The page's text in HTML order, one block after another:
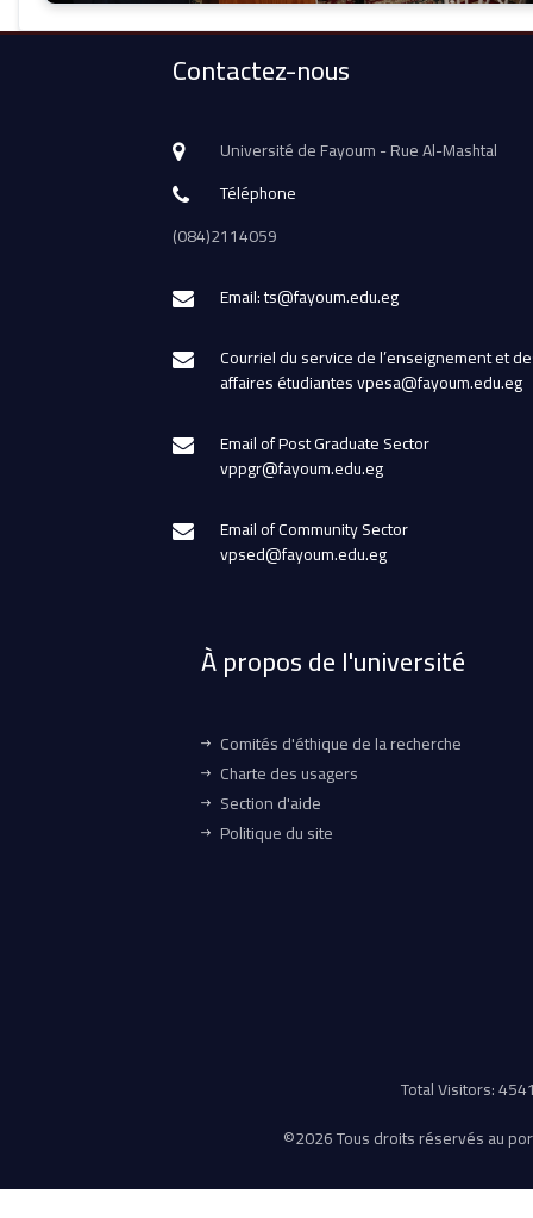
Contactez-nous
Université de Fayoum - Rue Al-Mashtal
Téléphone
(084)2114059
Email: ts@fayoum.edu.eg
Courriel du service de l’enseignement et
affaires étudiantes vpesa@fayoum.edu.eg
Email of Post Graduate Sector
vppgr@fayoum.edu.eg
Email of Community Sector
vpsed@fayoum.edu.eg
À propos de l'université
Comités d'éthique de la recherche
Charte des usagers
Section d'aide
Politique du site
Total Visitors:
©2026 Tous droits réservés au